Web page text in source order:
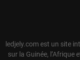
ledjely.com est un site
sur la Guinée, l’Afrique